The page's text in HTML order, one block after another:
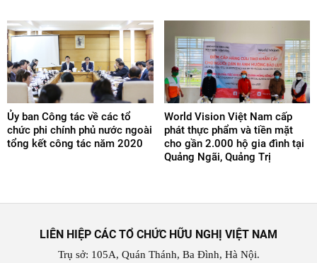
Ủy ban Công tác về các tổ
chức phi chính phủ nước ngoài
tổng kết công tác năm 2020
World Vision Việt Nam cấp
phát thực phẩm và tiền mặt
cho gần 2.000 hộ gia đình tại
Quảng Ngãi, Quảng Trị
LIÊN HIỆP CÁC TỔ CHỨC HỮU NGHỊ VIỆT NAM
Trụ sở: 105A, Quán Thánh, Ba Đình, Hà Nội.